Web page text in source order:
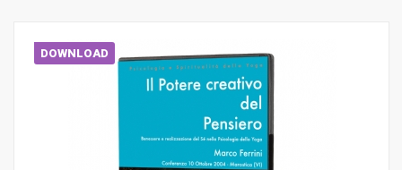
DOWNLOAD